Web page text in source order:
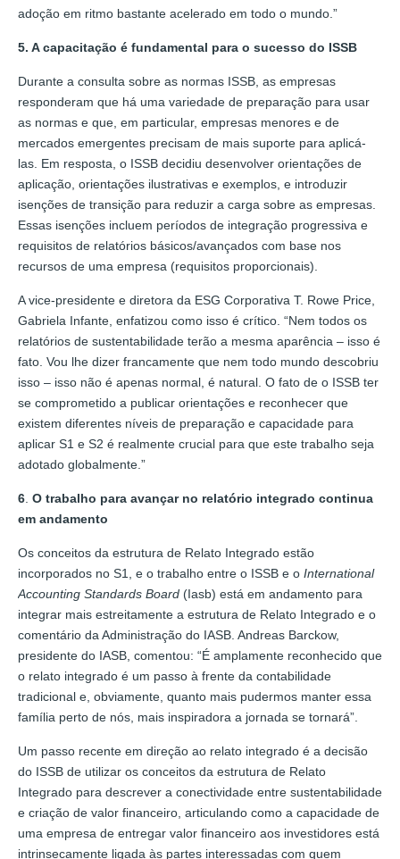
adoção em ritmo bastante acelerado em todo o mundo.”
5. A capacitação é fundamental para o sucesso do ISSB
Durante a consulta sobre as normas ISSB, as empresas
responderam que há uma variedade de preparação para usar
as normas e que, em particular, empresas menores e de
mercados emergentes precisam de mais suporte para aplicá-
las. Em resposta, o ISSB decidiu desenvolver orientações de
aplicação, orientações ilustrativas e exemplos, e introduzir
isenções de transição para reduzir a carga sobre as empresas.
Essas isenções incluem períodos de integração progressiva e
requisitos de relatórios básicos/avançados com base nos
recursos de uma empresa (requisitos proporcionais).
A vice-presidente e diretora da ESG Corporativa T. Rowe Price,
Gabriela Infante, enfatizou como isso é crítico. “Nem todos os
relatórios de sustentabilidade terão a mesma aparência – isso é
fato. Vou lhe dizer francamente que nem todo mundo descobriu
isso – isso não é apenas normal, é natural. O fato de o ISSB ter
se comprometido a publicar orientações e reconhecer que
existem diferentes níveis de preparação e capacidade para
aplicar S1 e S2 é realmente crucial para que este trabalho seja
adotado globalmente.”
6 O trabalho para avançar no relatório integrado continua
em andamento
Os conceitos da estrutura de Relato Integrado estão
incorporados no S1, e o trabalho entre o ISSB e o International
Accounting Standards Board (Iasb) está em andamento para
integrar mais estreitamente a estrutura de Relato Integrado e o
comentário da Administração do IASB. Andreas Barckow,
presidente do IASB, comentou: “É amplamente reconhecido que
o relato integrado é um passo à frente da contabilidade
tradicional e, obviamente, quanto mais pudermos manter essa
família perto de nós, mais inspiradora a jornada se tornará”.
Um passo recente em direção ao relato integrado é a decisão
do ISSB de utilizar os conceitos da estrutura de Relato
Integrado para descrever a conectividade entre sustentabilidade
e criação de valor financeiro, articulando como a capacidade de
uma empresa de entregar valor financeiro aos investidores está
intrinsecamente ligada às partes interessadas com quem